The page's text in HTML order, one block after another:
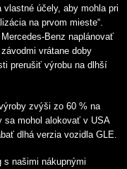
účely, aby mohla pri
na prvom mieste“.
Benz naplánovať
vrátane doby
prerušiť výrobu na dlhší
zvýši zo 60 % na
sa mohol alokovať v USA
dlhá verzia vozidla GLE.
s našimi nákupnými